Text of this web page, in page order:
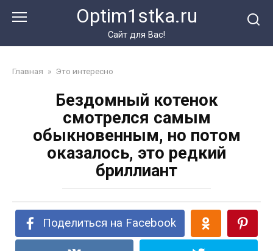
Optim1stka.ru
Сайт для Вас!
Главная » Это интересно
Бездомный котенок
смотрелся самым
обыкновенным, но потом
оказалось, это редкий
бриллиант
Поделиться на Facebook